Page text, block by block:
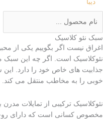
سبک نئو کلاسیک
اغراق نیست اگر بگوییم یکی از
جذابیت های خاص خود را دارد.
خوبی را به مخاطب منتقل می کند.
نئوکلاسیک ترکیبی از تمایلات
مخصوص کسانی است که دارای